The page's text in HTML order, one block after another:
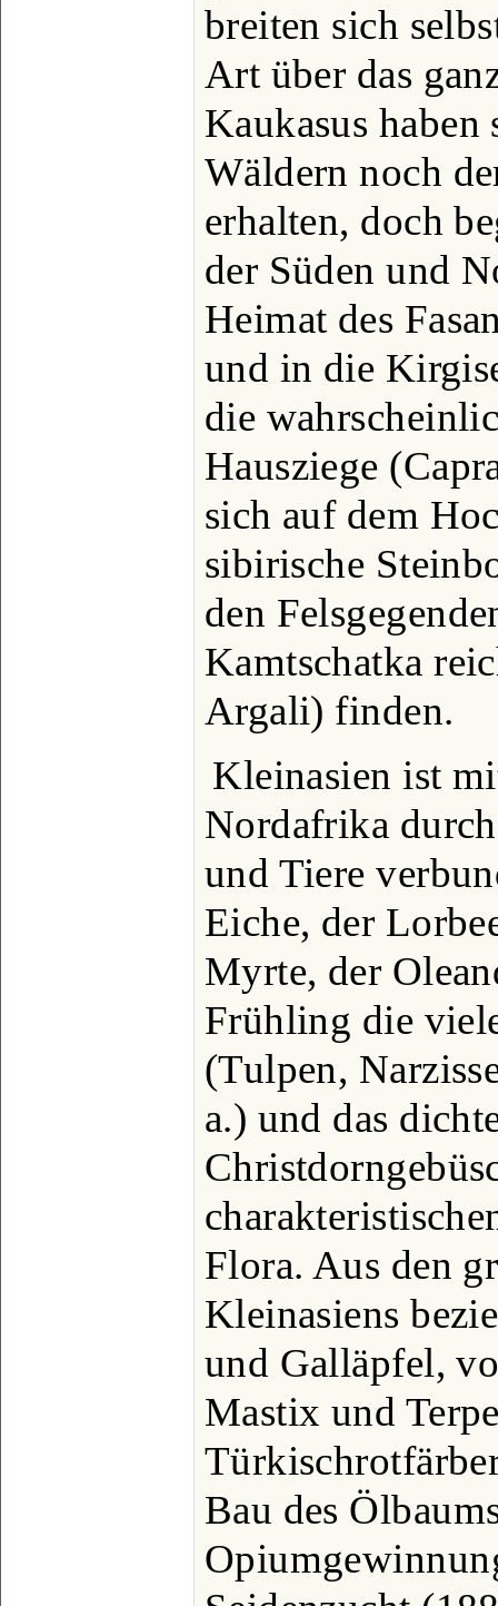
breiten sich
Art über das
Kaukasus
Wäldern noch
erhalten, doch
der Süden und
Heimat des
und in die
die
Hausziege
sich auf dem
sibirische
den
Kamtschatka
Argali) finden.
Kleinasien ist
Nordafrika
und Tiere
Eiche, der
Myrte, der
Frühling die
(Tulpen,
a.) und das
Flora. Aus den
Kleinasiens
und Galläpfel,
Mastix und
Bau des